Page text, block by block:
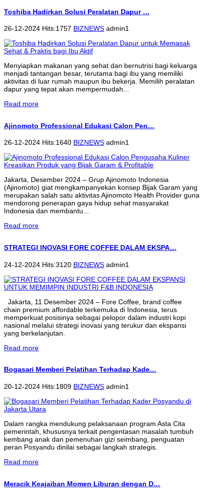
Toshiba Hadirkan Solusi Peralatan Dapur …
26-12-2024 Hits:1757 BIZNEWS admin1
Menyiapkan makanan yang sehat dan bernutrisi bagi keluarga
menjadi tantangan besar, terutama bagi ibu yang memiliki
aktivitas di luar rumah maupun ibu bekerja. Memilih peralatan
dapur yang tepat akan mempermudah...
Read more
Ajinomoto Professional Edukasi Calon Pen…
26-12-2024 Hits:1640 BIZNEWS admin1
Jakarta, Desember 2024 – Grup Ajinomoto Indonesia
(Ajinomoto) giat mengkampanyekan konsep Bijak Garam yang
merupakan salah satu aktivitas Ajinomoto Health Provider guna
mendorong penerapan gaya hidup sehat masyarakat
Indonesia dan membantu...
Read more
STRATEGI INOVASI FORE COFFEE DALAM EKSPA…
24-12-2024 Hits:3120 BIZNEWS admin1
Jakarta, 11 Desember 2024 – Fore Coffee, brand coffee
chain premium affordable terkemuka di Indonesia, terus
memperkuat posisinya sebagai pelopor dalam industri kopi
nasional melalui strategi inovasi yang terukur dan ekspansi
yang berkelanjutan.
Read more
Bogasari Memberi Pelatihan Terhadap Kade…
20-12-2024 Hits:1809 BIZNEWS admin1
Dalam rangka mendukung pelaksanaan program Asta Cita
pemerintah, khususnya terkait pengentasan masalah tumbuh
kembang anak dan pemenuhan gizi seimbang, penguatan
peran Posyandu dinilai sebagai langkah strategis.
Read more
Meracik Keajaiban Momen Liburan dengan D…